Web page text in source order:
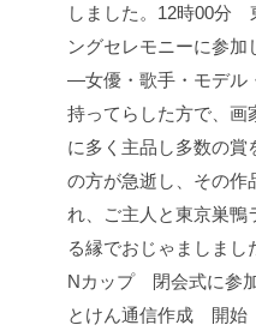
しました。 12時00分
ングセレモニーに参加
—女優・歌手・モデル
持ってらした方で、画
に多く主品し多数の賞
の方が急逝し、その作
れ、ご主人と東京巣鴨
る縁でおじゃましまし
Nカップ 閉会式に参加
とけん通信作成 開始